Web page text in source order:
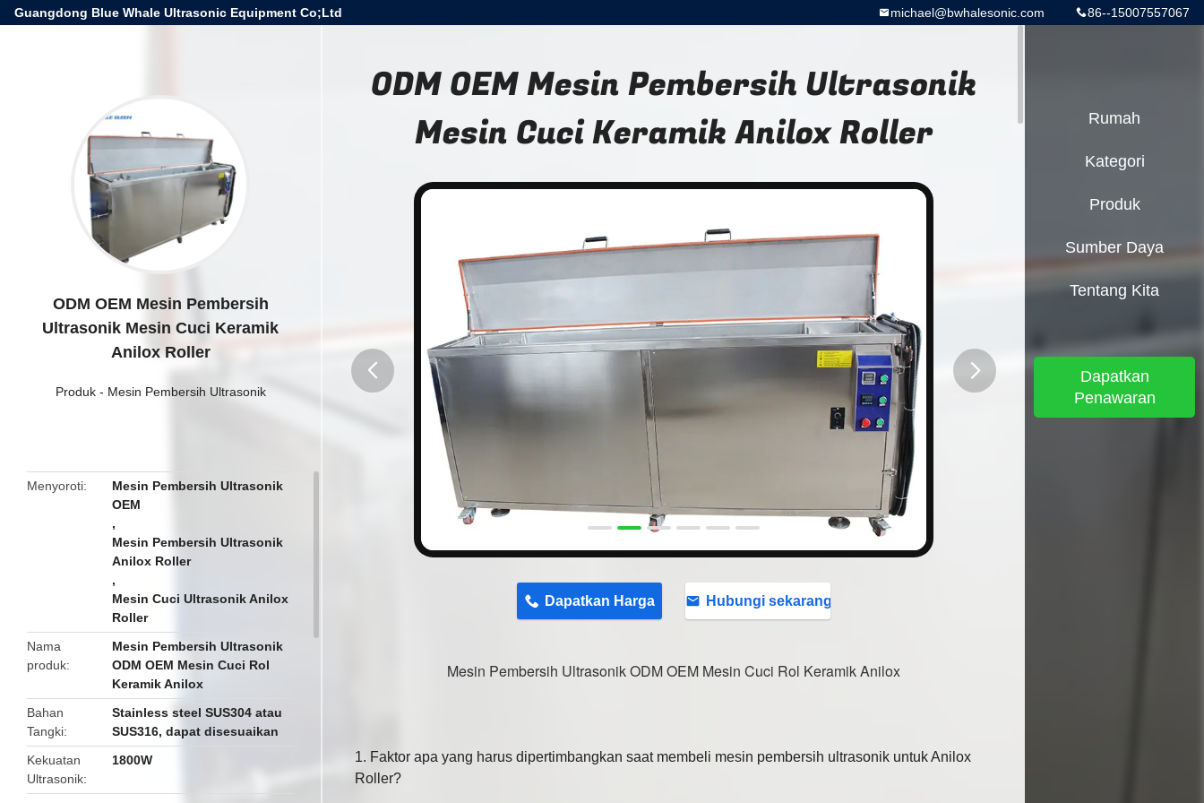
Guangdong Blue Whale Ultrasonic Equipment Co;Ltd 86--15007557067
michael@bwhalesonic.com
ODM OEM Mesin Pembersih
Ultrasonik Mesin Cuci Keramik
Anilox Roller
Produk- Mesin Pembersih Ultrasonik
Menyoroti
Mesin Pembersih Ultrasonik
OEM
,
Mesin Pembersih Ultrasonik
Anilox Roller
,
Mesin Cuci Ultrasonik Anilox
Roller
Nama
produk
Mesin Pembersih Ultrasonik
ODM OEM Mesin Cuci Rol
Keramik Anilox
Bahan
Tangki
Stainless steel SUS304 atau
SUS316, dapat disesuaikan
Kekuatan
Ultrasonik
1800W
ODM OEM Mesin Pembersih Ultrasonik
Mesin Cuci Keramik Anilox Roller
Dapatkan Harga Hubungi sekarang
Mesin Pembersih Ultrasonik ODM OEM Mesin Cuci Rol Keramik Anilox
1. Faktor apa yang harus dipertimbangkan saat membeli mesin pembersih ultrasonik untuk Anilox
Roller?
Rumah
Kategori
Produk
Sumber Daya
Tentang Kita
Dapatkan
Penawaran